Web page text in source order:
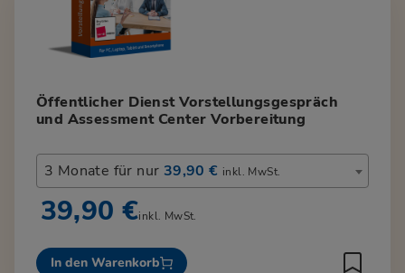
Öffentlicher Dienst Vorstellungsgespräch
und Assessment Center Vorbereitung
3 Monate für nur 39,90 € inkl. MwSt.
39,90 €inkl. MwSt.
In den Warenkorb